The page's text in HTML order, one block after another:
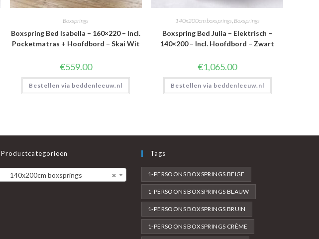
Boxsprings
Boxspring Bed Isabella – 160×220 – Incl.
Pocketmatras + Hoofdbord – Skai Wit
€559.00
Bestellen via beddenleeuw.nl
140x200cm boxsprings, Boxsprings
Boxspring Bed Julia – Elektrisch –
140×200 – Incl. Hoofdbord – Zwart
€1,065.00
Bestellen via beddenleeuw.nl
Productcategorieën
×
140x200cm boxsprings
Tags
1-PERSOONS BOXSPRINGS BEIGE
1-PERSOONS BOXSPRINGS BLAUW
1-PERSOONS BOXSPRINGS BRUIN
1-PERSOONS BOXSPRINGS CRÈME